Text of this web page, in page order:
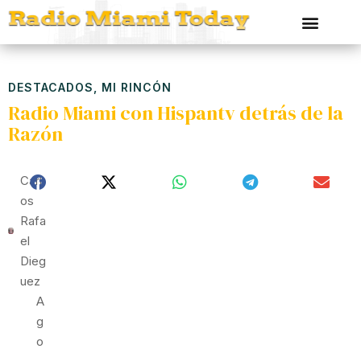
DESTACADOS MI RINCÓN
Radio Miami con Hispantv detrás de la
Razón
Carl
Os
Rafa
El
Dieg
Uez
A
G
O